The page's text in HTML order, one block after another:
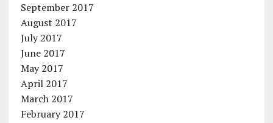
September 2017
August 2017
July 2017
June 2017
May 2017
April 2017
March 2017
February 2017